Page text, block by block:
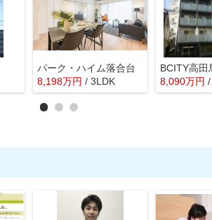
パーク・ハイム落合台
8,198万円 / 3LDK
BCITY高田
8,090万円